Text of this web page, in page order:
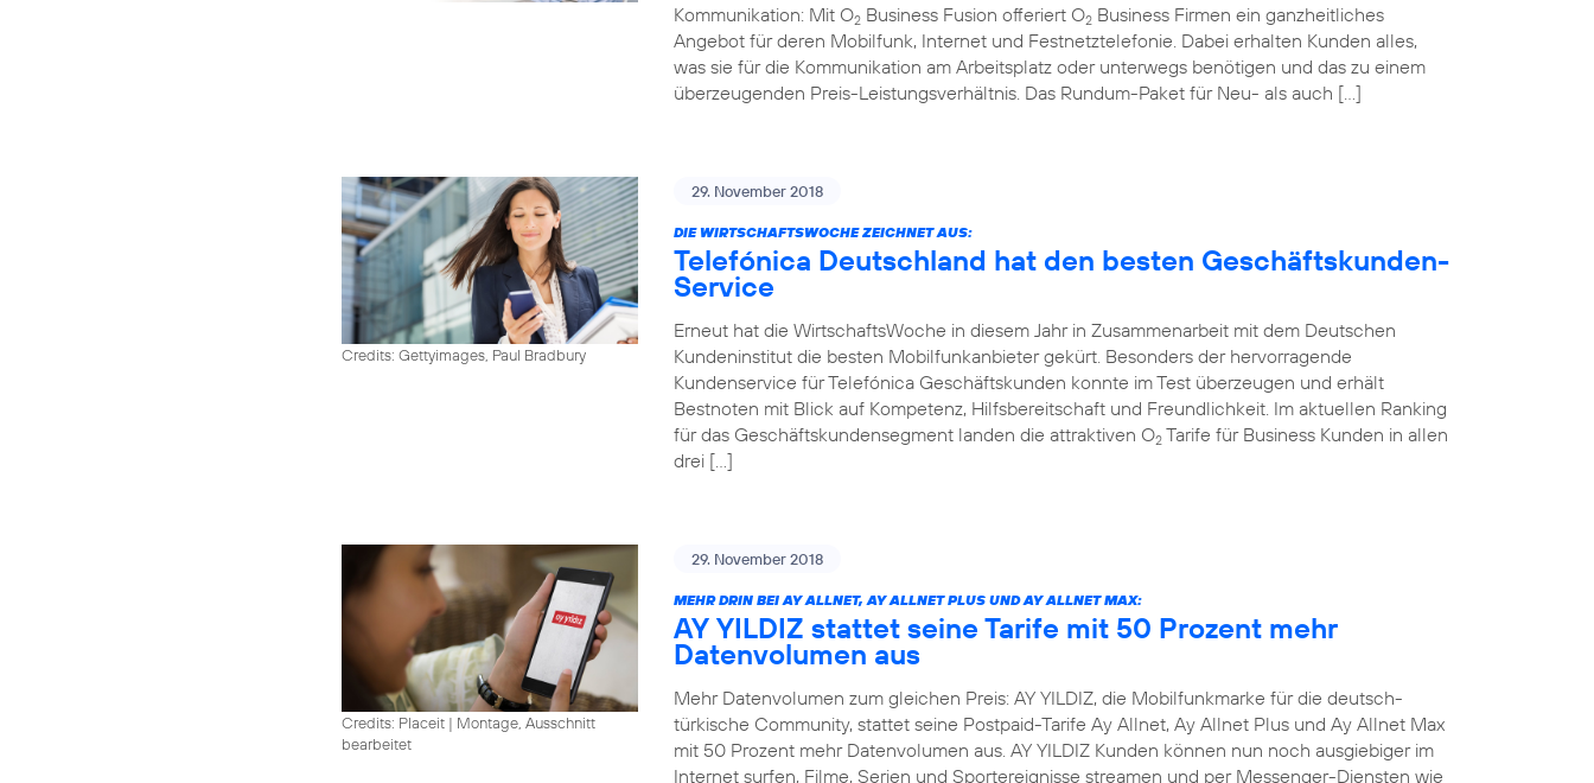
Kommunikation: Mit O2 Business Fusion offeriert O2 Business Firmen ein ganzheitliches
Angebot für deren Mobilfunk, Internet und Festnetztelefonie. Dabei erhalten Kunden alles,
was sie für die Kommunikation am Arbeitsplatz oder unterwegs benötigen und das zu einem
überzeugenden Preis-Leistungsverhältnis. Das Rundum-Paket für Neu- als auch […]
Credits: Gettyimages, Paul Bradbury
29. November 2018
DIE WIRTSCHAFTSWOCHE ZEICHNET AUS:
Telefónica Deutschland hat den besten Geschäftskunden-
Service
Erneut hat die WirtschaftsWoche in diesem Jahr in Zusammenarbeit mit dem Deutschen
Kundeninstitut die besten Mobilfunkanbieter gekürt. Besonders der hervorragende
Kundenservice für Telefónica Geschäftskunden konnte im Test überzeugen und erhält
Bestnoten mit Blick auf Kompetenz, Hilfsbereitschaft und Freundlichkeit. Im aktuellen Ranking
für das Geschäftskundensegment landen die attraktiven O2 Tarife für Business Kunden in allen
drei […]
Credits: Placeit | Montage, Ausschnitt
bearbeitet
29. November 2018
MEHR DRIN BEI AY ALLNET, AY ALLNET PLUS UND AY ALLNET MAX:
AY YILDIZ stattet seine Tarife mit 50 Prozent mehr
Datenvolumen aus
Mehr Datenvolumen zum gleichen Preis: AY YILDIZ, die Mobilfunkmarke für die deutsch-
türkische Community, stattet seine Postpaid-Tarife Ay Allnet, Ay Allnet Plus und Ay Allnet Max
mit 50 Prozent mehr Datenvolumen aus. AY YILDIZ Kunden können nun noch ausgiebiger im
Internet surfen, Filme, Serien und Sportereignisse streamen und per Messenger-Diensten wie